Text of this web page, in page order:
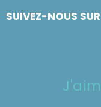
SUIVEZ-NOUS